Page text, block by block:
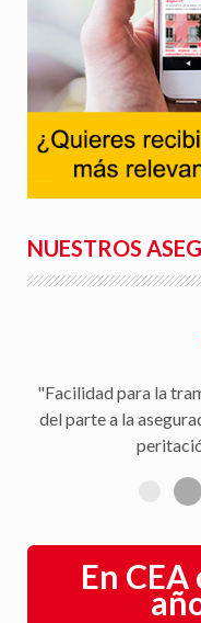
NUESTROS
"Facilidad para la
del parte a la
En